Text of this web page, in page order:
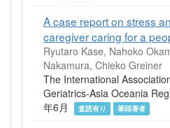
A case report on stress
caregiver caring for a
Ryutaro Kase, Nahoko
Nakamura, Chieko Greiner
The International
Geriatrics-Asia Oceania
年6月
査読有り 筆頭著者